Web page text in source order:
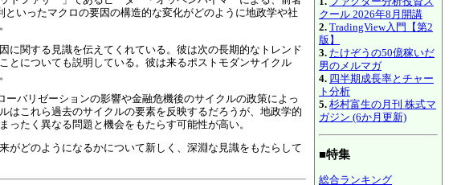
いったマクロの要因の構造的な変化がどのように地政学や社
に関する見識を伝えてくれている。彼は次の長期的なトレンド
とについても説明している。彼は来るポストモダンサイクル
バリゼーションの影響や金融危機後のサイクルの政策によっ
はこれら過去のサイクルの要素を反映するだろうが、地政学的
たく異なる問題と機会をもたらす可能性が高い。
がどのようになるかについて新しく、深淵な見識をもたらして
クール 2026年8月開講
2. TradingView入門【第2
版】
3. たけぞうの50億稼いだ
男のメルマガ
4. 四半期成長率とチャー
ト分析
5. 杉村富生の月刊 株式マ
ガジン (6か月更新)
■特集
総合ランキング